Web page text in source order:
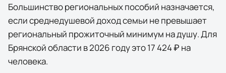
Большинство региональных пособий назначается,
если среднедушевой доход семьи не превышает
региональный прожиточный минимум на душу. Для
Брянской области в 2026 году это17 424 ₽ на
человека.